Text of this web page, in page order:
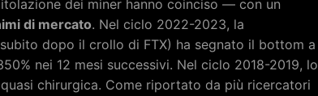
dei miner hanno coinciso — con un
di mercato. Nel ciclo 2022-2023, la
dopo il crollo di FTX) ha segnato il bottom a
nei 12 mesi successivi. Nel ciclo 2018-2019, lo
chirurgica. Come riportato da più ricercatori